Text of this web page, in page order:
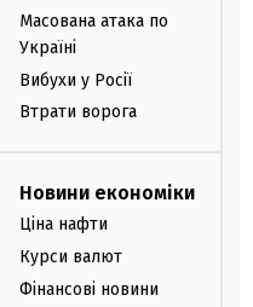
Масована атака по
Україні
Вибухи у Росії
Втрати ворога
Новини економіки
Ціна нафти
Курси валют
Фінансові новини